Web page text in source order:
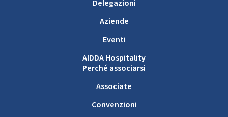
Delegazioni
Aziende
Eventi
AIDDA Hospitality
Perché associarsi
Associate
Convenzioni